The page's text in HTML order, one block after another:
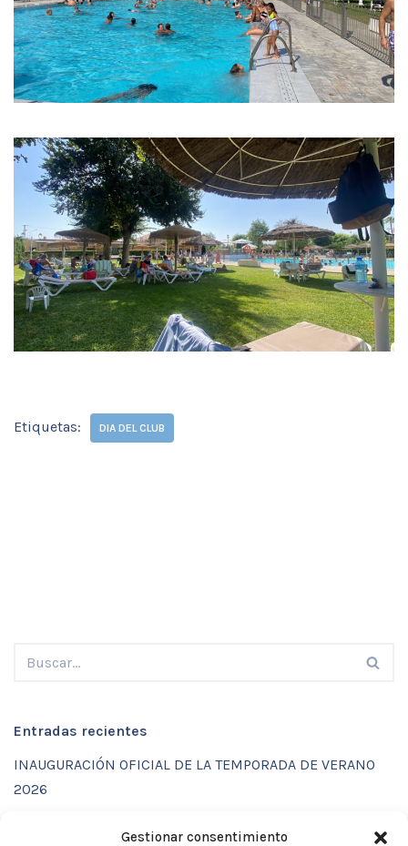
Gestionar consentimiento
Etiquetas: DIA DEL CLUB
Entradas recientes
INAUGURACIÓN OFICIAL DE LA TEMPORADA DE VERANO
2026